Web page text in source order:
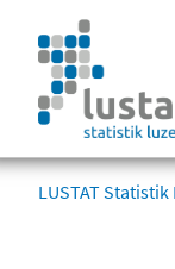
LUSTAT